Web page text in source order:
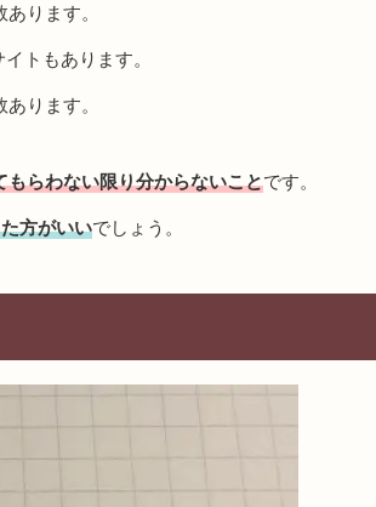
ります。
トもあります。
ります。
もらわない限り分からないことです。
方がいいでしょう。